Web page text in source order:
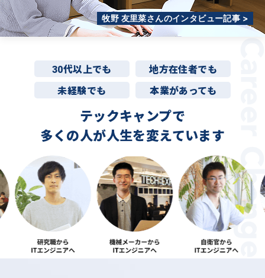
牧野 友里菜さんのインタビュー記事 >
30代以上でも
地方在住者でも
未経験でも
本業があっても
テックキャンプで
多くの人が人生を変えています